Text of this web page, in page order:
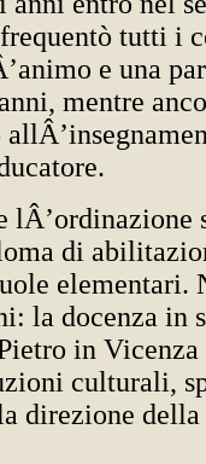
tutti i
e una
mentre
di
la docenza in
in
culturali,
direzione